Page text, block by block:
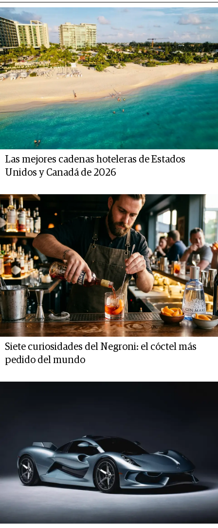
Las mejores cadenas hoteleras de Estados
Unidos y Canadá de 2026
Siete curiosidades del Negroni: el cóctel más
pedido del mundo